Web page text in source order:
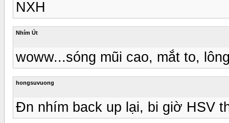
NXH
Nhím Út
woww...sóng mũi cao, mắt to,
hongsuvuong
Đn nhím back up lại, bi giờ HSV